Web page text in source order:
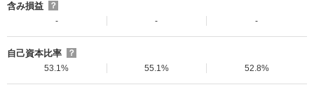
含み損益
？
-
- -
自己資本比率
？
53.1%
55.1% 52.8%